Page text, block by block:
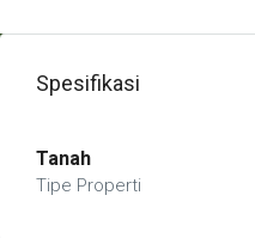
Spesifikasi
Tanah
Tipe Properti